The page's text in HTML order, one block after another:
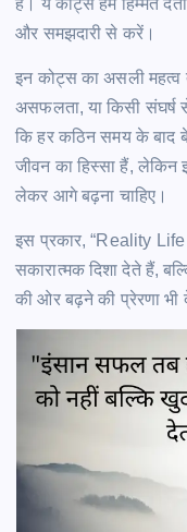
और समझदारी से करें।
इन कोट्स का असली महत्व
असफलता, या किसी संघर्ष
कि हर कठिन समय के
जीवन का हिस्सा हैं, लेकिन
लेकर आगे बढ़ना चाहिए।
इस प्रकार, “Reality Life
सकारात्मक दिशा देते हैं,
की ओर बढ़ने की प्रेरणा भी